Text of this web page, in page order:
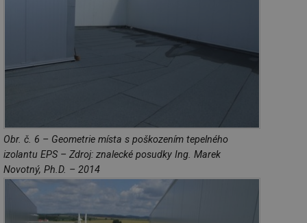
Obr. č. 6 – Geometrie místa s poškozením tepelného
izolantu EPS – Zdroj: znalecké posudky Ing. Marek
Novotný, Ph.D. – 2014